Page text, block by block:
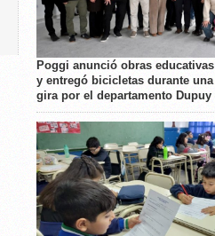
Poggi anunció obras educativas
y entregó bicicletas durante una
gira por el departamento Dupuy